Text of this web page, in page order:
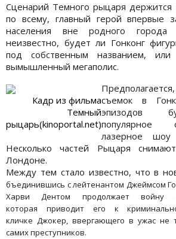
Сценарий Темного рыцаря держится
по всему, главный герой впервые
населения вне родного города
неизвестно, будет ли Гонконг
под собственным названием,
вымышленный мегаполис.
Кадр из фильма
Темный
рыцарь(kinoportal.net)
съемок в
эпизодов
популярное
лазерное шоу
Несколько частей Рыцаря
Лондоне.
Между тем стало известно, что в
бъединившись с лейтенантом Джеймсом
Харви Дентом продолжает войну
которая приводит его к
кличке Джокер, ввергающего в ужас не
самих преступников.